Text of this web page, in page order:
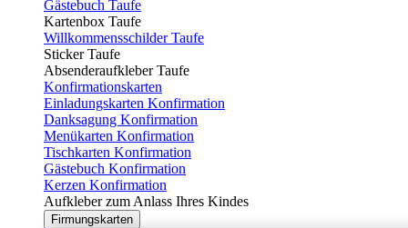
Gästebuch Taufe
Kartenbox Taufe
Willkommensschilder Taufe
Sticker Taufe
Absenderaufkleber Taufe
Konfirmationskarten
Einladungskarten Konfirmation
Danksagung Konfirmation
Menükarten Konfirmation
Tischkarten Konfirmation
Gästebuch Konfirmation
Kerzen Konfirmation
Aufkleber zum Anlass Ihres Kindes
Firmungskarten